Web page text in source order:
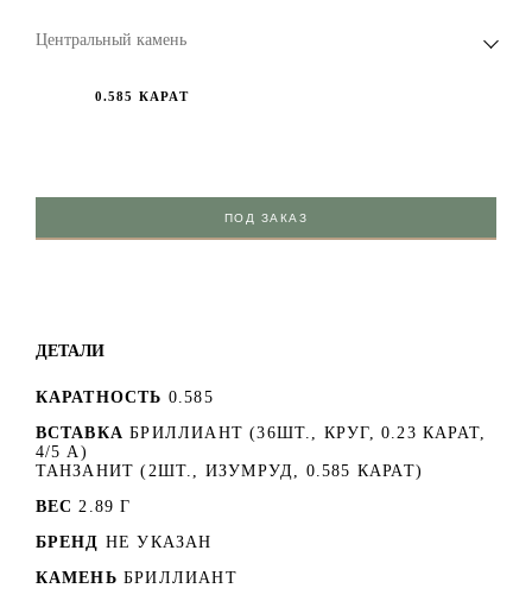
Центральный камень
0.585 КАРАТ
ПОД ЗАКАЗ
ДЕТАЛИ
КАРАТНОСТЬ 0.585
ВСТАВКА БРИЛЛИАНТ (36ШТ., КРУГ, 0.23 КАРАТ,
4/5 А)
ТАНЗАНИТ (2ШТ., ИЗУМРУД, 0.585 КАРАТ)
ВЕС 2.89 Г
БРЕНД НЕ УКАЗАН
КАМЕНЬ БРИЛЛИАНТ